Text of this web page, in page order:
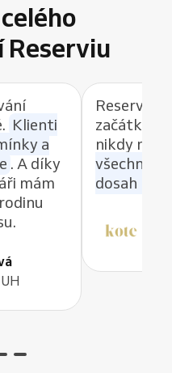
Klienti
a
. A díky
mám
Reservio
začátku a
nikdy
všechny
dosah